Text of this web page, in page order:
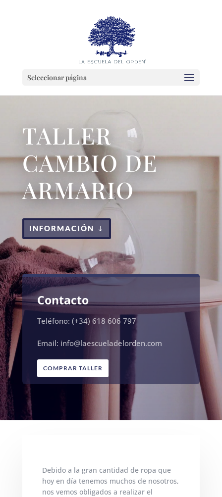
Seleccionar página
TALLER
CAMBIO DE
ARMARIO
INFORMACIÓN
Contacto
Teléfono: (+34) 618 606 797
Email: info@laescueladelorden.com
COMPRAR TALLER
Debido a la gran cantidad de ropa que
hoy en día tenemos muchos de nosotros,
nos vemos obligados a realizar el